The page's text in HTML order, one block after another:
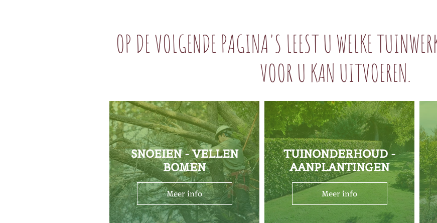
OP DE VOLGENDE PAGINA'S LEEST U WELKE
VOOR U KAN UITVOEREN.
SNOEIEN - VELLEN
BOMEN
Meer info
TUINONDERHOUD -
AANPLANTINGEN
Meer info